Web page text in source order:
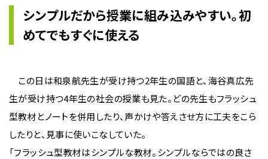
シンプルだから授業に組み込みやすい。初
めてでもすぐに使える
この日は和泉航先生が受け持つ2年生の国語と、海谷真広先
生が受け持つ4年生の社会の授業も見た。どの先生もフラッシュ
型教材とノートを併用したり、声かけや答えさせ方に工夫をこら
したりと、見事に使いこなしていた。
「フラッシュ型教材はシンプルな教材。シンプルならではの良さ